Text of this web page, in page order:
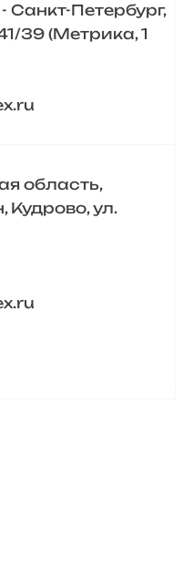
Петербург,
39 (Метрика, 1
область,
ул.